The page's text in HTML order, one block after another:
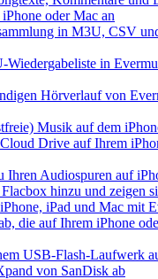
oder Mac an
in M3U, CSV
Wiedergabeliste in
Hörverlauf von
Musik auf dem
Drive auf Ihrem
Ihren Audiospuren auf
hinzu und zeigen
iPad und Mac mit
die auf Ihrem iPhone
USB-Flash-Laufwerk
von SanDisk ab